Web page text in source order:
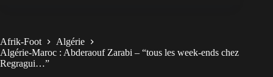
Afrik-Foot
Algérie
Algérie-Maroc : Abderaouf Zarabi – “tous les week-ends chez
Regragui…”